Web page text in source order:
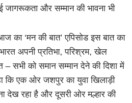
जागरूकता और सम्मान की भावना भी
का ‘मन की बात’ एपिसोड इस बात का
अपनी प्रतिभा, परिश्रम, खेल
– सभी को समान सम्मान देने की दिशा में
कि एक ओर जशपुर का युवा खिलाड़ी
देख रहा है और दूसरी ओर मल्हार की